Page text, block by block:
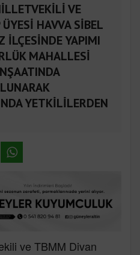
VE
HAVVA SİBEL
İLÇESİNDE YAPIMI
MAHALLESİ
YETKİLİLERDEN
ve TBMM Divan